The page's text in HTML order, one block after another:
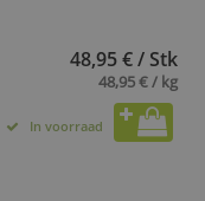
48,95 € / Stk
48,95 € / kg
In voorraad